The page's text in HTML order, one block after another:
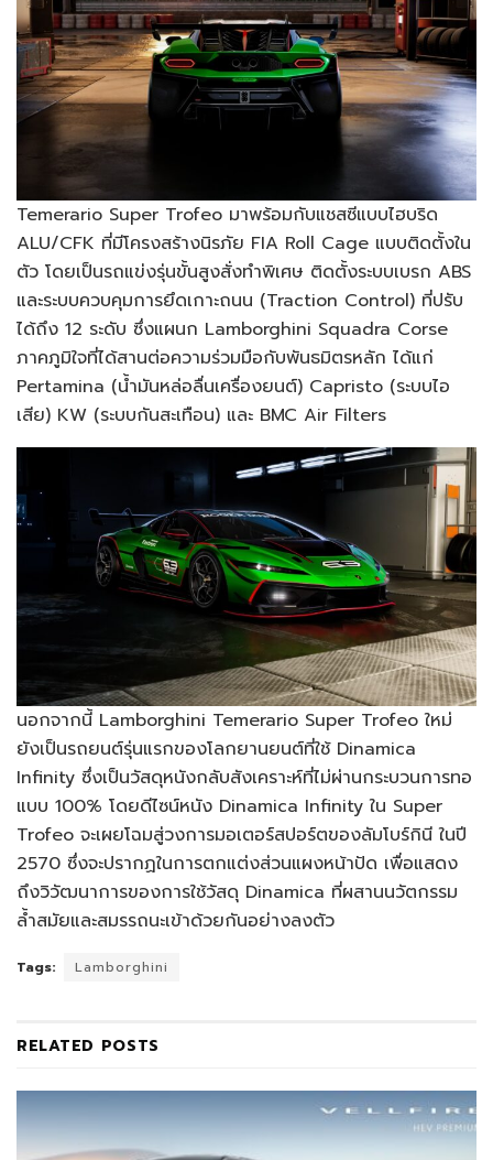
Temerario Super Trofeo มาพร้อมกับแชสซีแบบไฮบริด
ALU/CFK ที่มีโครงสร้างนิรภัย FIA Roll Cage แบบติดตั้งใน
ตัว โดยเป็นรถแข่งรุ่นขั้นสูงสั่งทำพิเศษ ติดตั้งระบบเบรก ABS
และระบบควบคุมการยึดเกาะถนน (Traction Control) ที่ปรับ
ได้ถึง 12 ระดับ ซึ่งแผนก Lamborghini Squadra Corse
ภาคภูมิใจที่ได้สานต่อความร่วมมือกับพันธมิตรหลัก ได้แก่
Pertamina (น้ำมันหล่อลื่นเครื่องยนต์) Capristo (ระบบไอ
เสีย) KW (ระบบกันสะเทือน) และ BMC Air Filters
นอกจากนี้ Lamborghini Temerario Super Trofeo ใหม่
ยังเป็นรถยนต์รุ่นแรกของโลกยานยนต์ที่ใช้ Dinamica
Infinity ซึ่งเป็นวัสดุหนังกลับสังเคราะห์ที่ไม่ผ่านกระบวนการทอ
แบบ 100% โดยดีไซน์หนัง Dinamica Infinity ใน Super
Trofeo จะเผยโฉมสู่วงการมอเตอร์สปอร์ตของลัมโบร์กินี ในปี
2570 ซึ่งจะปรากฏในการตกแต่งส่วนแผงหน้าปัด เพื่อแสดง
ถึงวิวัฒนาการของการใช้วัสดุ Dinamica ที่ผสานนวัตกรรม
ล้ำสมัยและสมรรถนะเข้าด้วยกันอย่างลงตัว
Tags: Lamborghini
RELATED POSTS